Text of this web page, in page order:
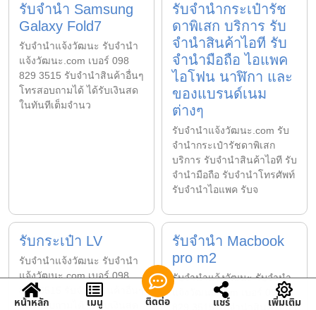
รับจำนำ Samsung
Galaxy Fold7
รับจํานําแจ้งวัฒนะ รับจํานํา
แจ้งวัฒนะ.com เบอร์ 098
829 3515 รับจำนำสินค้าอื่นๆ
โทรสอบถามได้ ได้รับเงินสด
ในทันทีเต็มจำนว
รับจำนำกระเป๋ารัช
ดาพิเสก บริการ รับ
จำนำสินค้าไอที รับ
จำนำมือถือ ไอแพค
ไอโฟน นาฬิกา และ
ของแบรนด์เนม
ต่างๆ
รับจํานําแจ้งวัฒนะ.com รับ
จำนำกระเป๋ารัชดาพิเสก
บริการ รับจำนำสินค้าไอที รับ
จำนำมือถือ รับจำนำโทรศัพท์
รับจำนำไอแพค รับจ
รับกระเป๋า LV
รับจํานําแจ้งวัฒนะ รับจํานํา
แจ้งวัฒนะ.com เบอร์ 098
829 3515 รับจำนำสินค้าอื่นๆ
โทรสอบถามได้ ได้รับเงินสด
รับจำนำ Macbook
pro m2
รับจํานําแจ้งวัฒนะ รับจํานํา
แจ้งวัฒนะ.com เบอร์ 098
829 3515 รับจำนำสินค้าอื่นๆ
หน้าหลัก เมนู ติดต่อ แชร์ เพิ่มเติม